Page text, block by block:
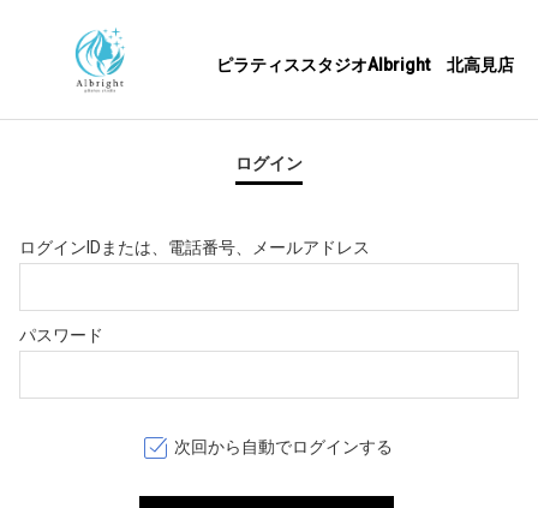
ピラティススタジオAlbright　北高見店
ログイン
ログインIDまたは、電話番号、メールアドレス
パスワード
次回から自動でログインする